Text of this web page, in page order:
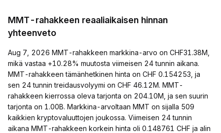
MMT-rahakkeen reaaliaikaisen hinnan
yhteenveto
Aug 7, 2026 MMT-rahakkeen markkina-arvo on CHF31.38M,
mikä vastaa +10.28% muutosta viimeisen 24 tunnin aikana.
MMT-rahakkeen tämänhetkinen hinta on CHF 0.154253, ja
sen 24 tunnin treidausvolyymi on CHF 46.12M. MMT-
rahakkeen kierrossa oleva tarjonta on 204.10M, ja sen suurin
tarjonta on 1.00B. Markkina-arvoltaan MMT on sijalla 509
kaikkien kryptovaluuttojen joukossa. Viimeisen 24 tunnin
aikana MMT-rahakkeen korkein hinta oli 0.148761 CHF ja alin